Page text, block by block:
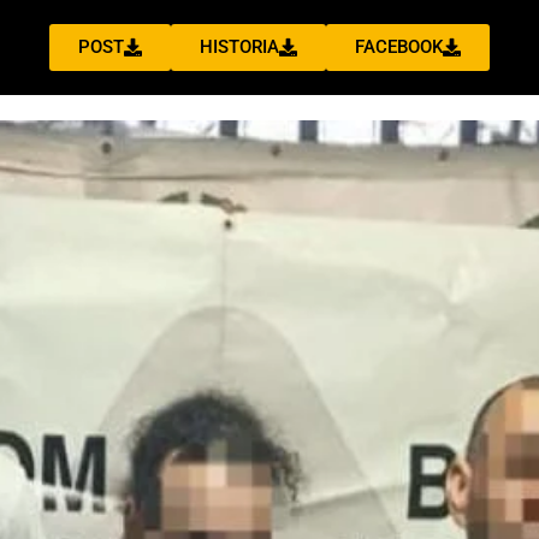
POST HISTORIA FACEBOOK